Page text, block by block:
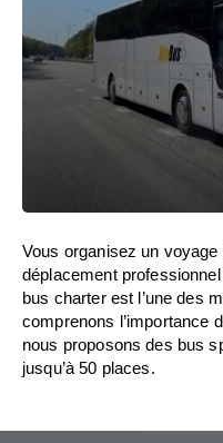
Vous organisez un voyage
déplacement
bus charter est l’une des
comprenons l’importance
nous proposons des bus
jusqu’à 50 places.